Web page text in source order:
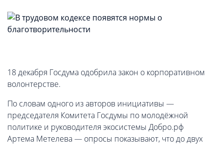
18 декабря Госдума одобрила закон о корпоративном
волонтерстве.
По словам одного из авторов инициативы —
председателя Комитета Госдумы по молодёжной
политике и руководителя экосистемы Добро.рф
Артема Метелева — опросы показывают, что до двух